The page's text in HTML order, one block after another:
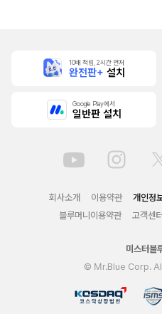
10배 적립, 2시간 먼저
완전판+ 설치
Google Play에서
일반판 설치
회사소개 이용약관 개인정
블루머니이용약관
고객센터
미스터블
© Mr.Blue Corp.